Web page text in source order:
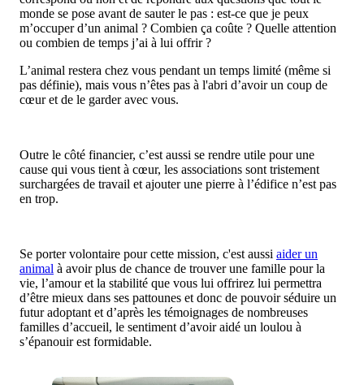
monde se pose avant de sauter le pas : est-ce que je peux
m’occuper d’un animal ? Combien ça coûte ? Quelle attention
ou combien de temps j’ai à lui offrir ?
L’animal restera chez vous pendant un temps limité (même si
pas définie), mais vous n’êtes pas à l'abri d’avoir un coup de
cœur et de le garder avec vous.
Outre le côté financier, c’est aussi se rendre utile pour une
cause qui vous tient à cœur, les associations sont tristement
surchargées de travail et ajouter une pierre à l’édifice n’est pas
en trop.
Se porter volontaire pour cette mission, c'est aussi aider un
animal à avoir plus de chance de trouver une famille pour la
vie, l’amour et la stabilité que vous lui offrirez lui permettra
d’être mieux dans ses pattounes et donc de pouvoir séduire un
futur adoptant et d’après les témoignages de nombreuses
familles d’accueil, le sentiment d’avoir aidé un loulou à
s’épanouir est formidable.